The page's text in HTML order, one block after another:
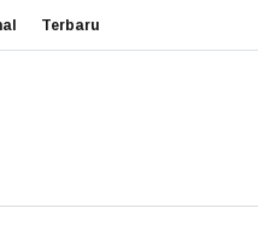
Terbaru